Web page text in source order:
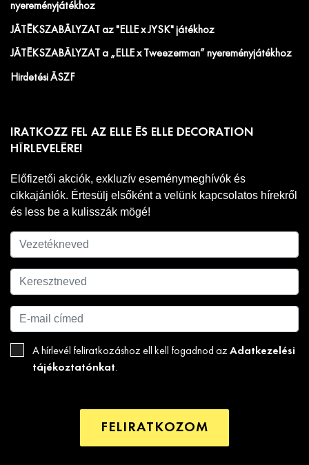
nyereményjátékhoz
JÁTÉKSZABÁLYZAT az "ELLE x JYSK" játékhoz
JÁTÉKSZABÁLYZAT a „ELLE x Tweezerman” nyereményjátékhoz
Hirdetési ÁSZF
IRATKOZZ FEL AZ ELLE ÉS ELLE DECORATION
HÍRLEVELÉRE!
Előfizetői akciók, exkluzív eseménymeghívók és
cikkajánlók. Értesülj elsőként a velünk kapcsolatos hírekről
és less be a kulisszák mögé!
A hírlevél feliratkozáshoz ell kell fogadnod az Adatkezelési
tájékoztatónkat.
FELIRATKOZOM